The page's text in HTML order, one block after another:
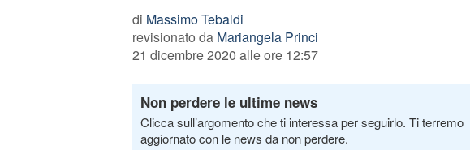
di Massimo Tebaldi
revisionato da Mariangela Princi
21 dicembre 2020 alle ore 12:57
Non perdere le ultime news
Clicca sull’argomento che ti interessa per seguirlo. Ti terremo
aggiornato con le news da non perdere.